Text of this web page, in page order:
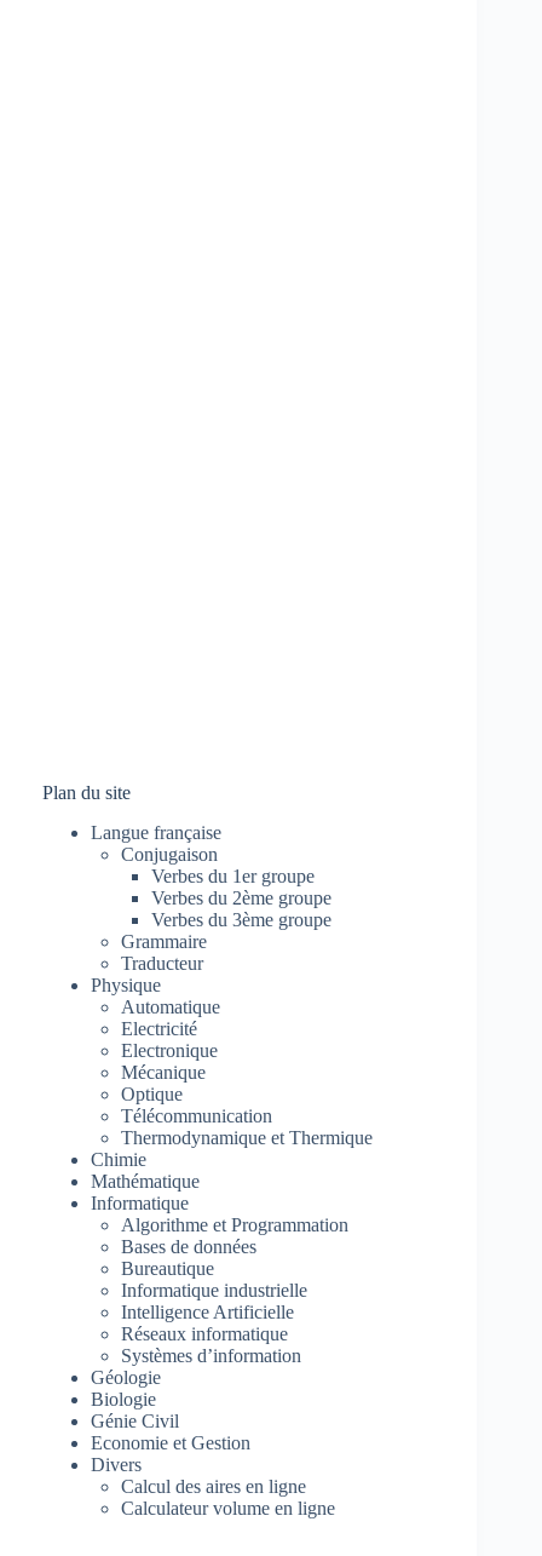
Plan du site
Langue française
Conjugaison
Verbes du 1er groupe
Verbes du 2ème groupe
Verbes du 3ème groupe
Grammaire
Traducteur
Physique
Automatique
Electricité
Electronique
Mécanique
Optique
Télécommunication
Thermodynamique et Thermique
Chimie
Mathématique
Informatique
Algorithme et Programmation
Bases de données
Bureautique
Informatique industrielle
Intelligence Artificielle
Réseaux informatique
Systèmes d’information
Géologie
Biologie
Génie Civil
Economie et Gestion
Divers
Calcul des aires en ligne
Calculateur volume en ligne